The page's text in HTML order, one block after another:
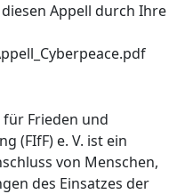
Appell durch Ihre
Frieden und
(FIfF) e. V. ist ein
von Menschen,
des Einsatzes der